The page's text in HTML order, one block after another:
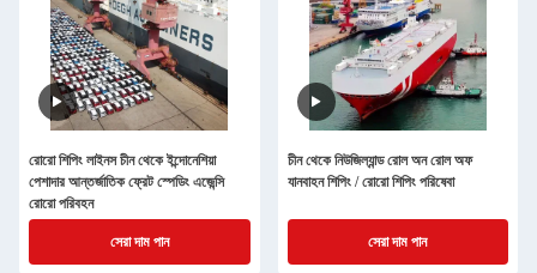
রোরো শিপিং লাইনস চীন থেকে ইন্দোনেশিয়া
পেশাদার আন্তর্জাতিক ফ্রেট স্পেডিং এজেন্সি
রোরো পরিবহন
সেরা দাম পান
চীন থেকে নিউজিল্যান্ড রোল অন রোল অফ
যানবাহন শিপিং / রোরো শিপিং পরিষেবা
সেরা দাম পান